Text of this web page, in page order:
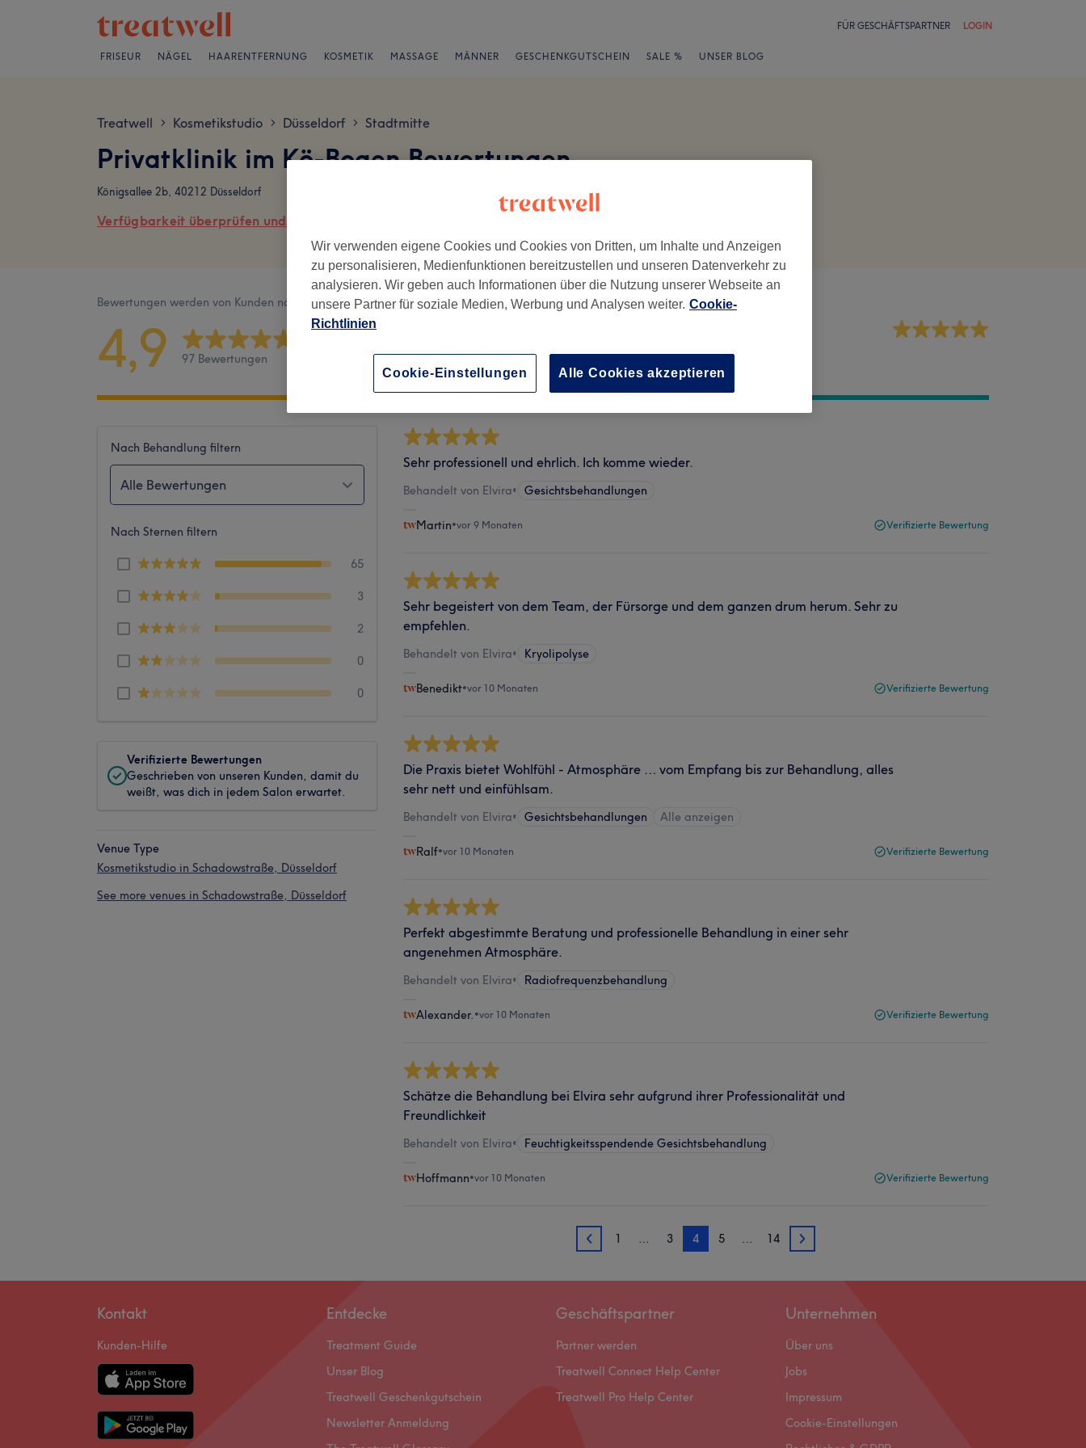
FÜR GESCHÄFTSPARTNER LOGIN
FRISEUR NÄGEL HAARENTFERNUNG KOSMETIK MASSAGE MÄNNER GESCHENKGUTSCHEIN SALE % UNSER BLOG
Treatwell > Kosmetikstudio > Düsseldorf > Stadtmitte
Privatklinik im Kö-Bogen Bewertungen
Königsallee 2b, 40212 Düsseldorf
Verfügbarkeit überprüfen und online buchen
Bewertungen werden von Kunden nach ihrem Besuch geschrieben.
4,9 97 Bewertungen Sauberkeit
Nach Behandlung filtern
Alle Bewertungen
Nach Sternen filtern
65
3
2
0
0
Verifizierte Bewertungen
Geschrieben von unseren Kunden, damit du
weißt, was dich in jedem Salon erwartet.
Venue Type
Kosmetikstudio in Schadowstraße, Düsseldorf
See more venues in Schadowstraße, Düsseldorf
Sehr professionell und ehrlich. Ich komme wieder.
Behandelt von Elvira• Gesichtsbehandlungen
Martin•vor 9 Monaten Verifizierte Bewertung
Sehr begeistert von dem Team, der Fürsorge und dem ganzen drum herum. Sehr zu
empfehlen.
Behandelt von Elvira• Kryolipolyse
Benedikt•vor 10 Monaten Verifizierte Bewertung
Die Praxis bietet Wohlfühl - Atmosphäre … vom Empfang bis zur Behandlung, alles
sehr nett und einfühlsam.
Behandelt von Elvira• Gesichtsbehandlungen Alle anzeigen
Ralf•vor 10 Monaten Verifizierte Bewertung
Perfekt abgestimmte Beratung und professionelle Behandlung in einer sehr
angenehmen Atmosphäre.
Behandelt von Elvira• Radiofrequenzbehandlung
Alexander. •vor 10 Monaten Verifizierte Bewertung
Schätze die Behandlung bei Elvira sehr aufgrund ihrer Professionalität und
Freundlichkeit
Behandelt von Elvira• Feuchtigkeitsspendende Gesichtsbehandlung
Hoffmann•vor 10 Monaten Verifizierte Bewertung
3 1 … 3 4 5 … 14 5
Kontakt
Kunden-Hilfe
Entdecke
Treatment Guide
Unser Blog
Treatwell Geschenkgutschein
Newsletter Anmeldung
Geschäftspartner
Partner werden
Treatwell Connect Help Center
Treatwell Pro Help Center
Unternehmen
Über uns
Jobs
Impressum
Cookie-Einstellungen
Wir verwenden eigene Cookies und Cookies von Dritten, um Inhalte und Anzeigen
zu personalisieren, Medienfunktionen bereitzustellen und unseren Datenverkehr zu
analysieren. Wir geben auch Informationen über die Nutzung unserer Webseite an
unsere Partner für soziale Medien, Werbung und Analysen weiter. Cookie-
Richtlinien
Cookie-Einstellungen Alle Cookies akzeptieren